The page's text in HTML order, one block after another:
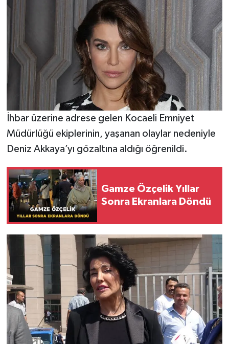
İhbar üzerine adrese gelen Kocaeli Emniyet
Müdürlüğü ekiplerinin, yaşanan olaylar nedeniyle
Deniz Akkaya’yı gözaltına aldığı öğrenildi.
Gamze Özçelik Yıllar
Sonra Ekranlara Döndü